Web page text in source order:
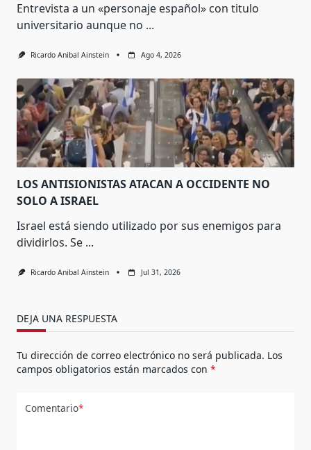
Entrevista a un «personaje español» con titulo
universitario aunque no ...
Ricardo Anibal Ainstein Ago 4, 2026
LOS ANTISIONISTAS ATACAN A OCCIDENTE NO
SOLO A ISRAEL
Israel está siendo utilizado por sus enemigos para
dividirlos. Se ...
Ricardo Anibal Ainstein Jul 31, 2026
DEJA UNA RESPUESTA
Tu dirección de correo electrónico no será publicada. Los
campos obligatorios están marcados con *
Comentario*